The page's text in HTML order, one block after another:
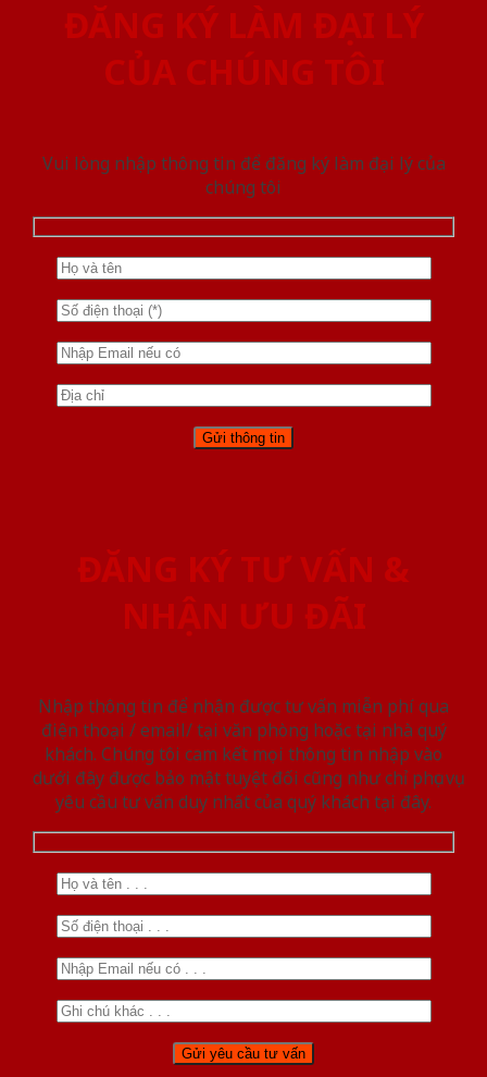
ĐĂNG KÝ LÀM ĐẠI LÝ
CỦA CHÚNG TÔI
Vui lòng nhập thông tin để đăng ký làm đại lý của
chúng tôi
ĐĂNG KÝ TƯ VẤN &
NHẬN ƯU ĐÃI
Nhập thông tin để nhận được tư vấn miễn phí qua
điện thoại / email/ tại văn phòng hoặc tại nhà quý
khách. Chúng tôi cam kết mọi thông tin nhập vào
dưới đây được bảo mật tuyệt đối cũng như chỉ phục vụ
yêu cầu tư vấn duy nhất của quý khách tại đây.